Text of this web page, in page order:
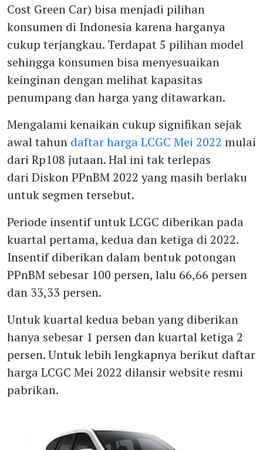
Cost Green Car) bisa menjadi pilihan
konsumen di Indonesia karena harganya
cukup terjangkau. Terdapat 5 pilihan model
sehingga konsumen bisa menyesuaikan
keinginan dengan melihat kapasitas
penumpang dan harga yang ditawarkan.
Mengalami kenaikan cukup signifikan sejak
awal tahun daftar harga LCGC Mei 2022 mulai
dari Rp108 jutaan. Hal ini tak terlepas
dari Diskon PPnBM 2022 yang masih berlaku
untuk segmen tersebut.
Periode insentif untuk LCGC diberikan pada
kuartal pertama, kedua dan ketiga di 2022.
Insentif diberikan dalam bentuk potongan
PPnBM sebesar 100 persen, lalu 66,66 persen
dan 33,33 persen.
Untuk kuartal kedua beban yang diberikan
hanya sebesar 1 persen dan kuartal ketiga 2
persen. Untuk lebih lengkapnya berikut daftar
harga LCGC Mei 2022 dilansir website resmi
pabrikan.